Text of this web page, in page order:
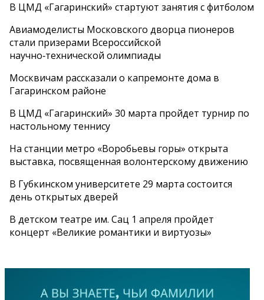
В ЦМД «Гагаринский» стартуют занятия с фитболом
Авиамоделисты Московского дворца пионеров
стали призерами Всероссийской
научно‑технической олимпиады
Москвичам рассказали о капремонте дома в
Гагаринском районе
В ЦМД «Гагаринский» 30 марта пройдет турнир по
настольному теннису
На станции метро «Воробьевы горы» открыта
выставка, посвященная волонтерскому движению
В Губкинском университете 29 марта состоится
день открытых дверей
В детском театре им. Сац 1 апреля пройдет
концерт «Великие романтики и виртуозы»